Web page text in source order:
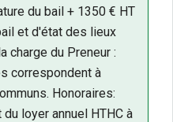
du bail + 1350 € HT
et d'état des lieux
charge du Preneur :
correspondent à
Honoraires:
loyer annuel HTHC à